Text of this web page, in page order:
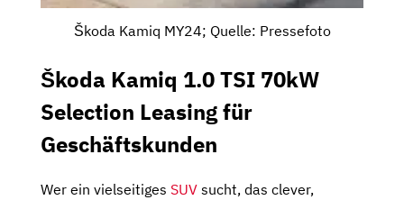
Škoda Kamiq MY24; Quelle: Pressefoto
Škoda Kamiq 1.0 TSI 70kW
Selection Leasing für
Geschäftskunden
Wer ein vielseitiges SUV sucht, das clever,